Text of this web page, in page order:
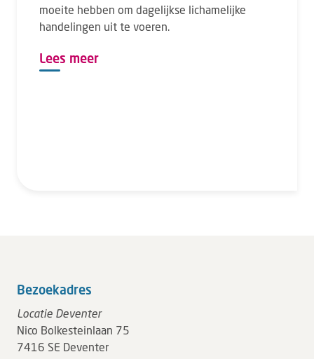
moeite hebben om dagelijkse lichamelijke
handelingen uit te voeren.
Lees meer
Bezoekadres
Locatie Deventer
Nico Bolkesteinlaan 75
7416 SE Deventer